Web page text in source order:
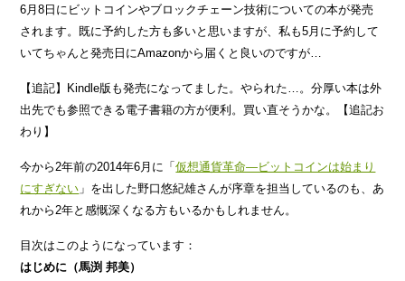
6月8日にビットコインやブロックチェーン技術についての本が発売
されます。既に予約した方も多いと思いますが、私も5月に予約して
いてちゃんと発売日にAmazonから届くと良いのですが…
【追記】Kindle版も発売になってました。やられた…。分厚い本は外
出先でも参照できる電子書籍の方が便利。買い直そうかな。【追記お
わり】
今から2年前の2014年6月に「仮想通貨革命—ビットコインは始まり
にすぎない 」を出した野口悠紀雄さんが序章を担当しているのも、あ
れから2年と感慨深くなる方もいるかもしれません。
目次はこのようになっています：
はじめに（馬渕 邦美）